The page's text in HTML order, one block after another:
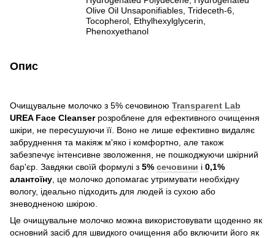
Olive Oil Unsaponifiables, Trideceth-6,
Tocopherol, Ethylhexylglycerin,
Phenoxyethanol
Опис
Очищувальне молочко з 5% сечовиною Transparent Lab
UREA Face Cleanser розроблене для ефективного очищення
шкіри, не пересушуючи її. Воно не лише ефективно видаляє
забруднення та макіяж м'яко і комфортно, але також
забезпечує інтенсивне зволоження, не пошкоджуючи шкірний
бар'єр. Завдяки своїй формулі з 5% сечовини і 0,1%
алантоїну , це молочко допомагає утримувати необхідну
вологу, ідеально підходить для людей із сухою або
зневодненою шкірою.
Це очищувальне молочко можна використовувати щоденно як
основний засіб для швидкого очищення або включити його як